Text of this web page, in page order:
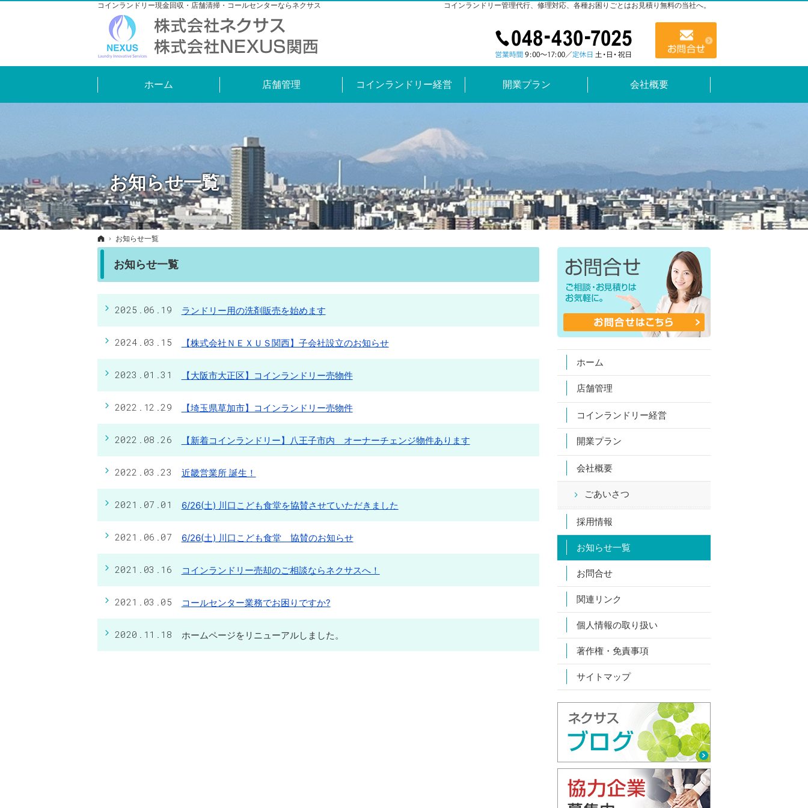
お知らせ一覧
コインランドリー管理代行、修理対応、各種お困りごとはお見積り無料の当社へ。
コインランドリー現金回収・店舗清掃・コールセンターならネクサス
ホーム
お知らせ一覧
お知らせ一覧
2025.06.19 ランドリー用の洗剤販売を始めます
2024.03.15 【株式会社ＮＥＸＵＳ関西】子会社設立のお知らせ
2023.01.31 【大阪市大正区】コインランドリー売物件
2022.12.29 【埼玉県草加市】コインランドリー売物件
2022.08.26 【新着コインランドリー】八王子市内 オーナーチェンジ物件あります
2022.03.23 近畿営業所 誕生！
2021.07.01 6/26(土) 川口こども食堂を協賛させていただきました
2021.06.07 6/26(土) 川口こども食堂 協賛のお知らせ
2021.03.16 コインランドリー売却のご相談ならネクサスへ！
2021.03.05 コールセンター業務でお困りですか?
2020.11.18 ホームページをリニューアルしました。
ホーム
店舗管理
コインランドリー経営
開業プラン
会社概要
ごあいさつ
採用情報
お知らせ一覧
お問合せ
関連リンク
個人情報の取り扱い
著作権・免責事項
サイトマップ
048-430-7025
ホーム 店舗管理 コインランドリー経営 開業プラン 会社概要